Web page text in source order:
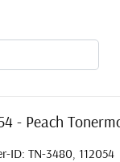
- Peach
ID: TN-3480, 112054